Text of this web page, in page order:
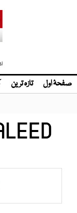
صفحۂ اول تازہ ترین